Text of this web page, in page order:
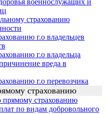
военнослужащих и
страхованию
г.о владельцев
г.о владельца
вреда в
г.о перевозчика
страхованию
страхованию
по видам добровольного